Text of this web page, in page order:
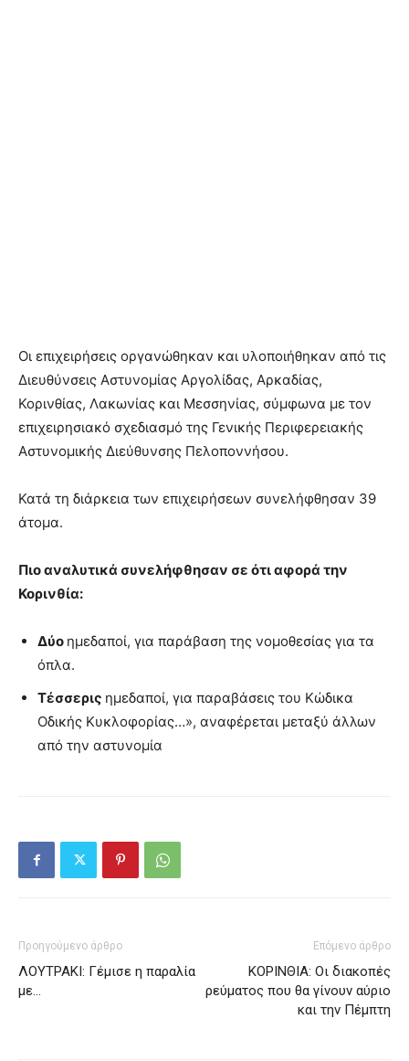
Οι επιχειρήσεις οργανώθηκαν και υλοποιήθηκαν από τις
Διευθύνσεις Αστυνομίας Αργολίδας, Αρκαδίας,
Κορινθίας, Λακωνίας και Μεσσηνίας, σύμφωνα με τον
επιχειρησιακό σχεδιασμό της Γενικής Περιφερειακής
Αστυνομικής Διεύθυνσης Πελοποννήσου.
Κατά τη διάρκεια των επιχειρήσεων συνελήφθησαν 39
άτομα.
Πιο αναλυτικά συνελήφθησαν σε ότι αφορά την
Κορινθία:
Δύο ημεδαποί, για παράβαση της νομοθεσίας για τα
όπλα.
Τέσσερις ημεδαποί, για παραβάσεις του Κώδικα
Οδικής Κυκλοφορίας…», αναφέρεται μεταξύ άλλων
από την αστυνομία
Προηγούμενο άρθρο
ΛΟΥΤΡΑΚΙ: Γέμισε η παραλία
με…
Επόμενο άρθρο
ΚΟΡΙΝΘΙΑ: Οι διακοπές
ρεύματος που θα γίνουν αύριο
και την Πέμπτη